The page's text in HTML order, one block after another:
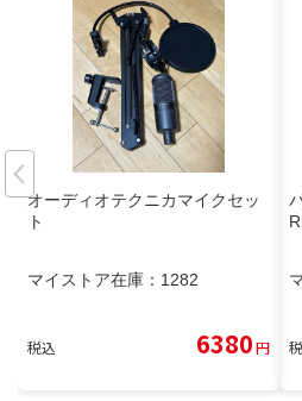
オーディオテクニカマイクセッ
ト
マイストア在庫： 1282
税込 6380円